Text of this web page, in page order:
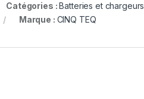
Catégories :Batteries et chargeurs
Marque : CINQ TEQ